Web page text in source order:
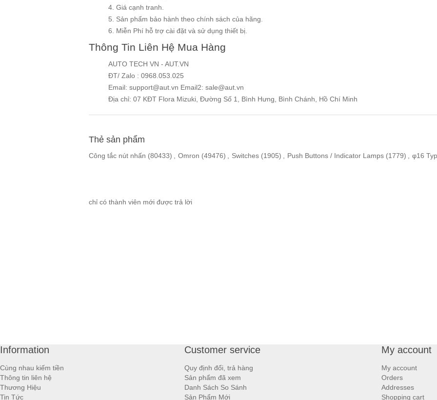
4. Giá cạnh tranh.
5. Sản phẩm bảo hành theo chính sách của hãng.
6. Miễn Phí hỗ trợ cài đặt và sử dụng thiết bị.
Thông Tin Liên Hệ Mua Hàng
AUTO TECH VN - AUT.VN
ĐT/ Zalo : 0968.053.025
Email: support@aut.vn Email2: sale@aut.vn
Địa chỉ: 07 KĐT Flora Mizuki, Đường Số 1, Bình Hưng, Bình Chánh, Hồ Chí Minh
Thẻ sản phẩm
Công tắc nút nhấn (80433) Omron (49476) Switches (1905) Push Buttons / Indicator Lamps (1779) φ16
chỉ có thành viên mới được trả lời
Information
Cùng nhau kiếm tiền
Thông tin liên hệ
Thương Hiệu
Tin Tức
Customer service
Quy định đổi, trả hàng
Sản phẩm đã xem
Danh Sách So Sánh
Sản Phẩm Mới
My account
My account
Orders
Addresses
Shopping cart